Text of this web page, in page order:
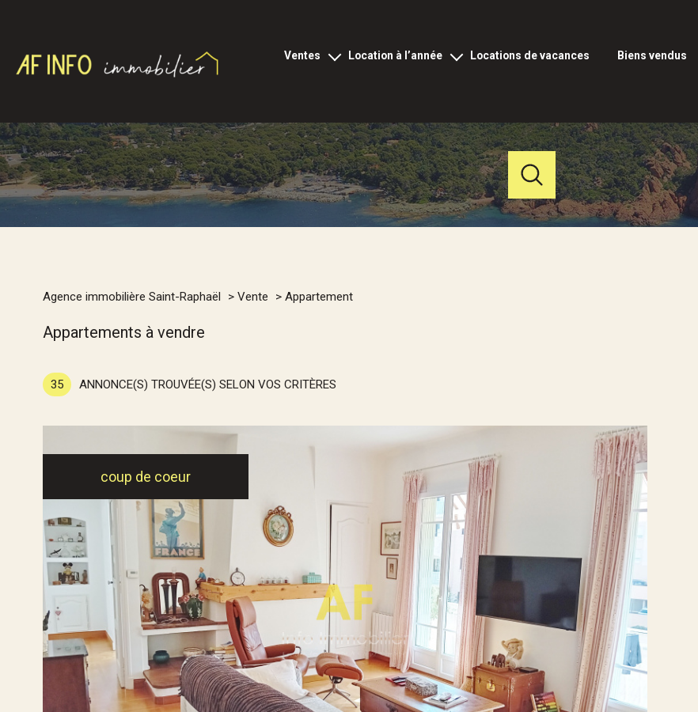
ventes
appartements
villas
terrains
location à l’année
location meublée à l’année
locaux professionnels et commerciaux
locations de vacances biens vendus
Acheter Louer Estimer
Agence immobilière Saint-Raphaël Vente Appartement
Appartements à vendre
35 ANNONCE(S) TROUVÉE(S) SELON VOS CRITÈRES
coup de coeur